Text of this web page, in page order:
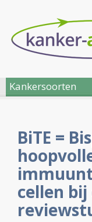
Kankersoorten
BiTE =
cellen